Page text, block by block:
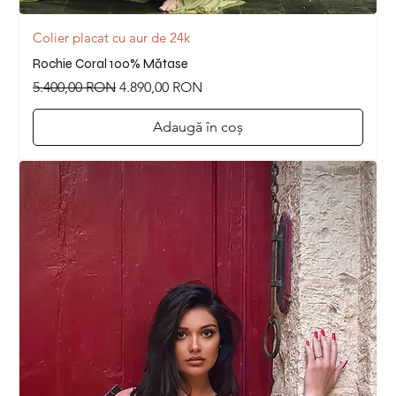
Colier placat cu aur de 24k
Rochie Coral 100% Mătase
Preț normal
5.400,00 RON Preț redus
4.890,00 RON
Adaugă în coș